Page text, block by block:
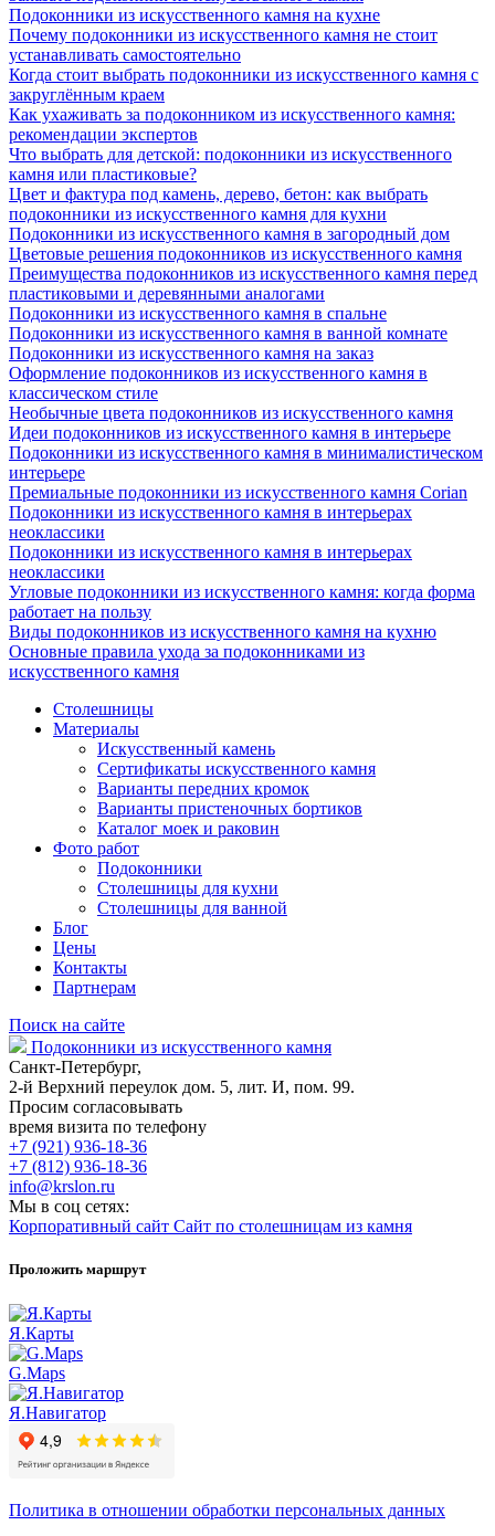
Подоконники из искусственного камня на кухне
Почему подоконники из искусственного камня не стоит
устанавливать самостоятельно
Когда стоит выбрать подоконники из искусственного камня с
закруглённым краем
Как ухаживать за подоконником из искусственного камня:
рекомендации экспертов
Что выбрать для детской: подоконники из искусственного
камня или пластиковые?
Цвет и фактура под камень, дерево, бетон: как выбрать
подоконники из искусственного камня для кухни
Подоконники из искусственного камня в загородный дом
Цветовые решения подоконников из искусственного камня
Преимущества подоконников из искусственного камня перед
пластиковыми и деревянными аналогами
Подоконники из искусственного камня в спальне
Подоконники из искусственного камня в ванной комнате
Подоконники из искусственного камня на заказ
Оформление подоконников из искусственного камня в
классическом стиле
Необычные цвета подоконников из искусственного камня
Идеи подоконников из искусственного камня в интерьере
Подоконники из искусственного камня в минималистическом
интерьере
Премиальные подоконники из искусственного камня Corian
Подоконники из искусственного камня в интерьерах
неоклассики
Подоконники из искусственного камня в интерьерах
неоклассики
Угловые подоконники из искусственного камня: когда форма
работает на пользу
Виды подоконников из искусственного камня на кухню
Основные правила ухода за подоконниками из
искусственного камня
Столешницы
Материалы
Искусственный камень
Сертификаты искусственного камня
Варианты передних кромок
Варианты пристеночных бортиков
Каталог моек и раковин
Фото работ
Подоконники
Столешницы для кухни
Столешницы для ванной
Блог
Цены
Контакты
Партнерам
Поиск на сайте
Подоконники из искусственного камня
Санкт-Петербург,
2-й Верхний переулок дом. 5, лит. И, пом. 99.
Просим согласовывать
время визита по телефону
+7 (921) 936-18-36
+7 (812) 936-18-36
info@krslon.ru
Мы в соц сетях:
Корпоративный сайт Сайт по столешницам из камня
Проложить маршрут
Я.Карты
G.Maps
Я.Навигатор
Политика в отношении обработки персональных данных